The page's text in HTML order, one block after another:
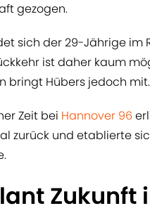
gezogen.
sich der 29-Jährige im
ist daher kaum
bringt Hübers jedoch mit.
Zeit bei Hannover 96
zurück und etablierte
Zukunft